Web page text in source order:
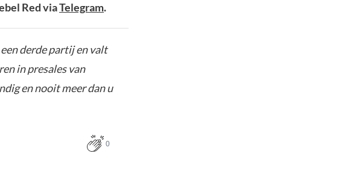
Red viaTelegram.
derde partij en valt
in presales van
en nooit meer dan u
0